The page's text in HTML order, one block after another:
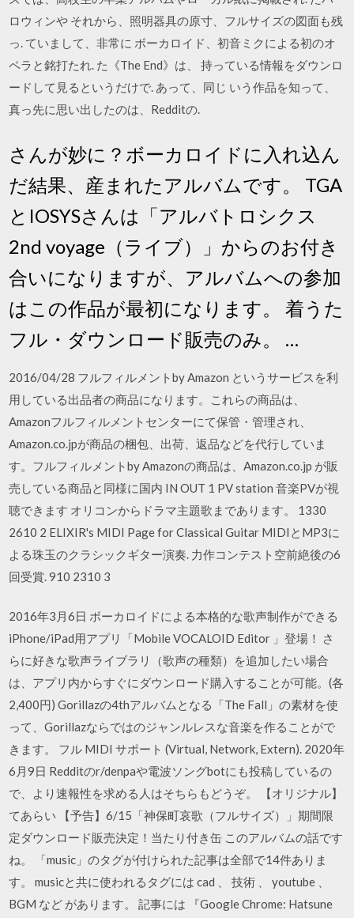
ロウィンや それから、照明器具の原寸、フルサイズの図面も残
っ. ていまして、非常に ボーカロイド、初音ミクによる初のオ
ペラと銘打たれ. た《The End》は、 持っている情報をダウンロ
ードして見るというだけで. あって、同じ いう作品を知って、
真っ先に思い出したのは、Redditの.
さんが妙に？ボーカロイドに入れ込ん
だ結果、産まれたアルバムです。 TGA
とIOSYSさんは「アルバトロシクス
2nd voyage（ライブ）」からのお付き
合いになりますが、アルバムへの参加
はこの作品が最初になります。 着うた
フル・ダウンロード販売のみ。 …
2016/04/28 フルフィルメントby Amazon というサービスを利
用している出品者の商品になります。これらの商品は、
Amazonフルフィルメントセンターにて保管・管理され、
Amazon.co.jpが商品の梱包、出荷、返品などを代行していま
す。フルフィルメントby Amazonの商品は、Amazon.co.jp が販
売している商品と同様に国内 IN OUT 1 PV station 音楽PVが視
聴できます オリコンからドラマ主題歌まであります。 1330
2610 2 ELIXIR's MIDI Page for Classical Guitar MIDIとMP3に
よる珠玉のクラシックギター演奏. 力作コンテスト空前絶後の6
回受賞. 910 2310 3
2016年3月6日 ボーカロイドによる本格的な歌声制作ができる
iPhone/iPad用アプリ「Mobile VOCALOID Editor 」登場！ さ
らに好きな歌声ライブラリ（歌声の種類）を追加したい場合
は、アプリ内からすぐにダウンロード購入することが可能。(各
2,400円) Gorillazの4thアルバムとなる「The Fall」の素材を使
って、Gorillazならではのジャンルレスな音楽を作ることがで
きます。 フル MIDI サポート (Virtual, Network, Extern). 2020年
6月9日 Redditのr/denpaや電波ソングbotにも投稿しているの
で、より速報性を求める人はそちらもどうぞ。 【オリジナル】
てあらい 【予告】6/15「神保町哀歌（フルサイズ）」期間限
定ダウンロード販売決定！当たり付き缶 このアルバムの話です
ね。 「music」のタグが付けられた記事は全部で14件ありま
す。 musicと共に使われるタグには cad 、 技術 、 youtube 、
BGM など があります。 記事には 『Google Chrome: Hatsune